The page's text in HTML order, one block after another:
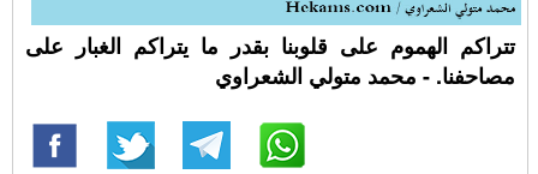
تتراكم الهموم على قلوبنا بقدر ما يتراكم الغبار على
مصاحفنا. - محمد متولي الشعراوي